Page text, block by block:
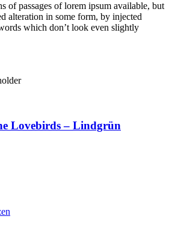
of passages of lorem ipsum available, but
alteration in some form, by injected
which don’t look even slightly
Lovebirds – Lindgrün